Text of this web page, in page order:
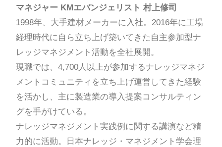
マネジャー KMエバンジェリスト 村上修司
1998年、大手建材メーカーに入社。2016年に工場
経理時代に自ら立ち上げ築いてきた自主参加型ナ
レッジマネジメント活動を全社展開。
現職では、4,700人以上が参加するナレッジマネジ
メントコミュニティを立ち上げ運営してきた経験
を活かし、主に製造業の導入提案コンサルティン
グを手がけている。
ナレッジマネジメント実践例に関する講演など精
力的に活動。日本ナレッジ・マネジメント学会理